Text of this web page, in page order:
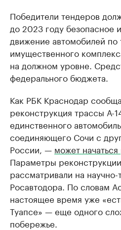
Победители тендеров
до 2023 году безопасное
движение автомобилей
имущественного
на должном уровне.
федерального бюджета.
Как РБК Краснодар
реконструкция трассы
единственного
соединяющего Сочи с
России, — может начаться
Параметры
рассматривали на
Росавтодора. По словам
настоящее время уже
Туапсе» — еще одного
побережье.